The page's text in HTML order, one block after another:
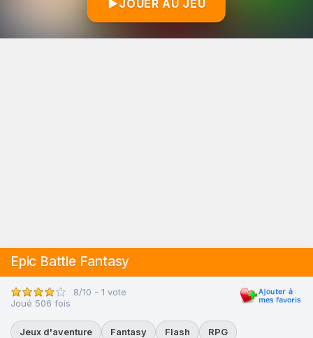
▶JOUER AU JEU
Epic Battle Fantasy
8/10 - 1 vote
Joué 506 fois
Jeux d'aventure Fantasy Flash RPG